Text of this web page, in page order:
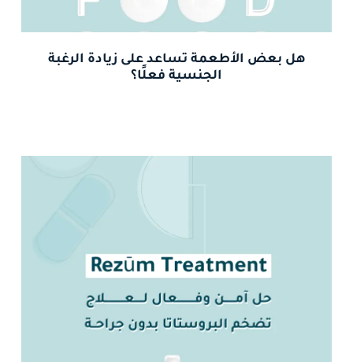
هل بعض الأطعمة تساعد على زيادة الرغبة
الجنسية فعلًا؟